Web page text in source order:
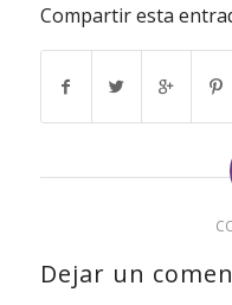
Compartir esta
Dejar un